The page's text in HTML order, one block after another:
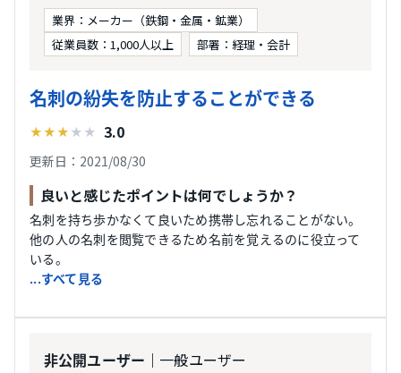
業界：メーカー（鉄鋼・金属・鉱業）
従業員数：1,000人以上
部署：経理・会計
名刺の紛失を防止することができる
★★★ ★ ★ 3.0
更新日：2021/08/30
良いと感じたポイントは何でしょうか？
名刺を持ち歩かなくて良いため携帯し忘れることがない。
他の人の名刺を閲覧できるため名前を覚えるのに役立って
いる。
...すべて見る
非公開ユーザー ｜一般ユーザー